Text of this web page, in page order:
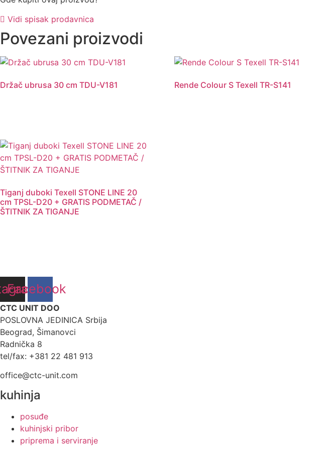
Vidi spisak prodavnica
Povezani proizvodi
Držač ubrusa 30 cm TDU-V181 Rende Colour S Texell TR-S141
Tiganj duboki Texell STONE LINE 20
cm TPSL-D20 + GRATIS PODMETAČ /
ŠTITNIK ZA TIGANJE
Facebook
CTC UNIT DOO
POSLOVNA JEDINICA Srbija
Beograd, Šimanovci
Radnička 8
tel/fax: +381 22 481 913
office@ctc-unit.com
kuhinja
posuđe
kuhinjski pribor
priprema i serviranje